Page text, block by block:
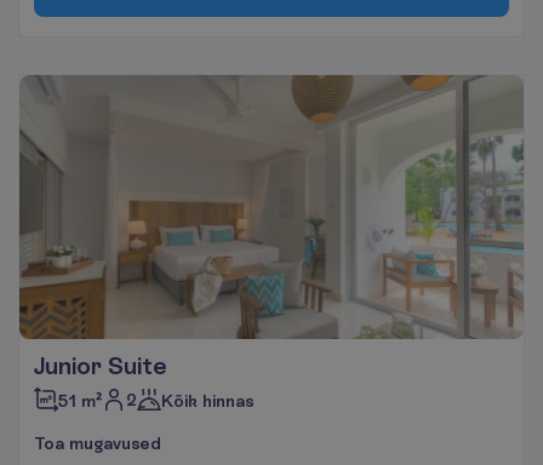
Junior Suite
51 m² 2 Kõik hinnas
Toa mugavused